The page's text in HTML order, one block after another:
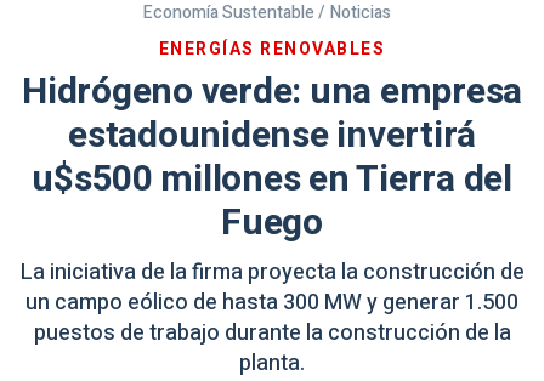
Economía Sustentable / Noticias
ENERGÍAS RENOVABLES
Hidrógeno verde: una empresa
estadounidense invertirá
u$s500 millones en Tierra del
Fuego
La iniciativa de la firma proyecta la construcción de
un campo eólico de hasta 300 MW y generar 1.500
puestos de trabajo durante la construcción de la
planta.